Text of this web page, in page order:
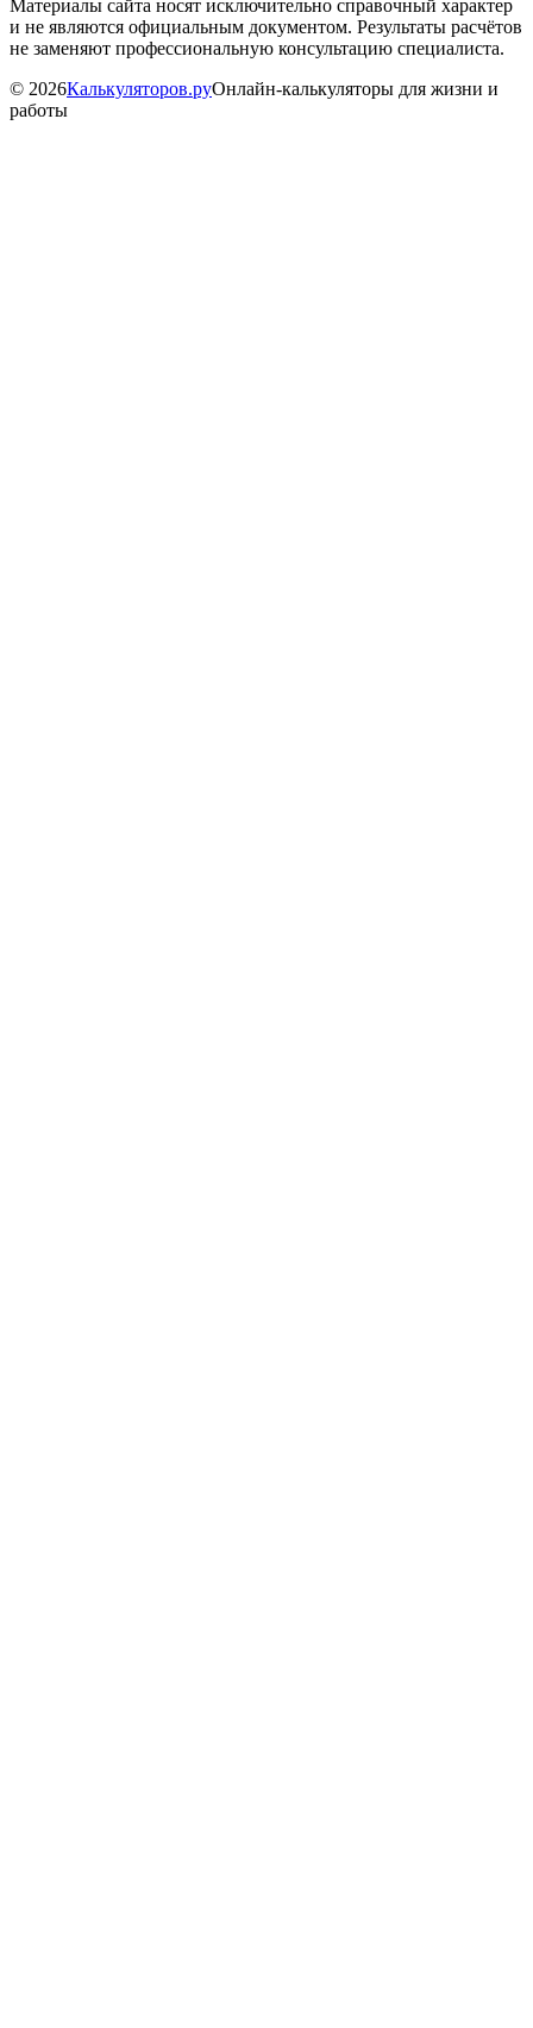
Материалы сайта носят исключительно справочный характер
и не являются официальным документом. Результаты расчётов
не заменяют профессиональную консультацию специалиста.
© 2026Калькуляторов.руОнлайн-калькуляторы для жизни и
работы